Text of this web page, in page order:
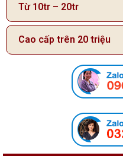
Từ 10tr – 20tr
Cao cấp trên 20 triệu